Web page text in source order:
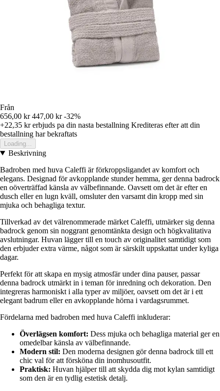
Från
656,00 kr 447,00 kr -32%
+22,35 krerbjuds pa din nasta bestallning Krediteras efter att din
bestallning har bekraftats
Loading...
Beskrivning
Badroben med huva Caleffi är förkroppsligandet av komfort och
elegans. Designad för avkopplande stunder hemma, ger denna badrock
en oöverträffad känsla av välbefinnande. Oavsett om det är efter en
dusch eller en lugn kväll, omsluter den varsamt din kropp med sin
mjuka och behagliga textur.
Tillverkad av det välrenommerade märket Caleffi, utmärker sig denna
badrock genom sin noggrant genomtänkta design och högkvalitativa
avslutningar. Huvan lägger till en touch av originalitet samtidigt som
den erbjuder extra värme, något som är särskilt uppskattat under kyliga
dagar.
Perfekt för att skapa en mysig atmosfär under dina pauser, passar
denna badrock utmärkt in i teman för inredning och dekoration. Den
integreras harmoniskt i alla typer av miljöer, oavsett om det är i ett
elegant badrum eller en avkopplande hörna i vardagsrummet.
Fördelarna med badroben med huva Caleffi inkluderar:
Överlägsen komfort: Dess mjuka och behagliga material ger en
omedelbar känsla av välbefinnande.
Modern stil: Den moderna designen gör denna badrock till ett
chic val för att försköna din inomhusoutfit.
Praktisk: Huvan hjälper till att skydda dig mot kylan samtidigt
som den är en tydlig estetisk detalj.